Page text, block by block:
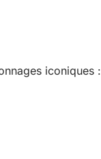
iconiques :